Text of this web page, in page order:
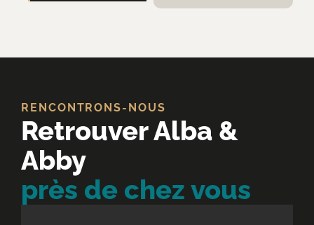
RENCONTRONS-NOUS
Retrouver Alba &
Abby
près de chez vous